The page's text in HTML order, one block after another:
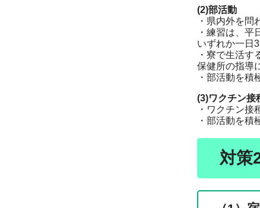
(2)部活動
・県内外を問
・練習は、
いずれか一日
・寮で生活
保健所の指導
・部活動を
(3)ワクチン接
・ワクチン接
・部活動を
対策